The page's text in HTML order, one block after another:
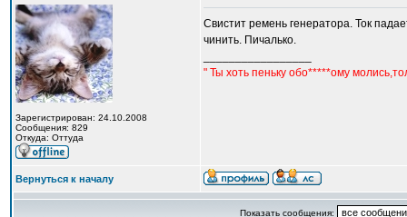
Зарегистрирован: 24.10.2008
Сообщения: 829
Откуда: Оттуда
Свистит ремень генератора. Ток
чинить. Пичалько.
" Ты хоть пеньку обо*****ому
Вернуться к началу
Показать сообщения: